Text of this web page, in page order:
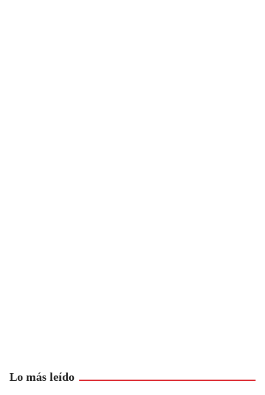
Lo más leído